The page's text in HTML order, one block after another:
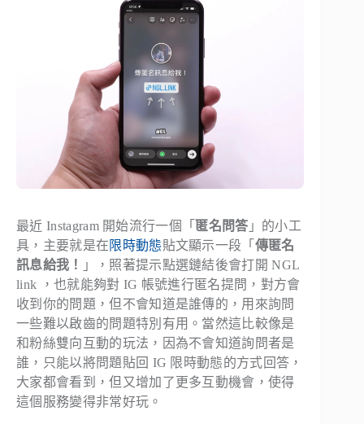
最近 Instagram 開始流行一個「 匿名問答」的小工
具，主要就是在 限時動態貼文顯示一段「 傳匿名
訊息給我！
」，照著提示點選鏈結後會打開 NGL
link ，也就能夠對 IG 帳號進行匿名提問，對方會
收到你的問題，但不會知道是誰傳的，用來詢問
一些難以啟齒的問題特別有用。當然這比較像是
和粉絲雙向互動的玩法，因為不會知道詢問者是
誰，只能以將問題貼回 IG 限時動態的方式回答，
大家都會看到，但又增加了更多互動機會，使得
這個服務變得非常好玩。